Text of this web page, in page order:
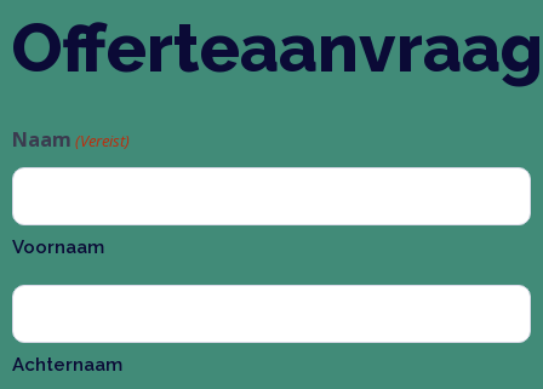
Offerteaanvraag
Naam (Vereist)
Voornaam
Achternaam